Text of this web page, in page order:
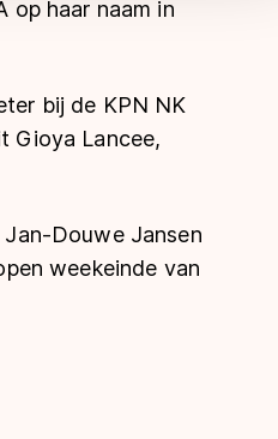
op haar naam in
bij de KPN NK
Gioya Lancee,
Jan-Douwe Jansen
weekeinde van